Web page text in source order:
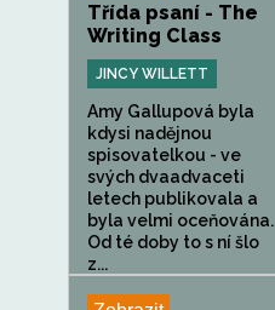
Třída psaní - The
Writing Class
JINCY WILLETT
Amy Gallupová byla
kdysi nadějnou
spisovatelkou - ve
svých dvaadvaceti
letech publikovala a
byla velmi oceňována.
Od té doby to s ní šlo
z...